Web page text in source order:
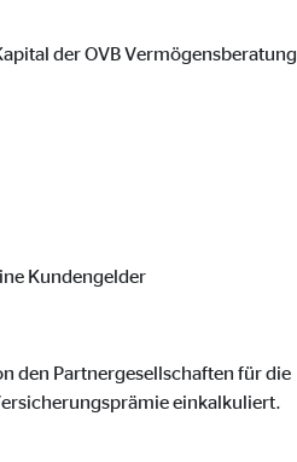
der OVB Vermögensberatung
Kundengelder
den Partnergesellschaften für die
einkalkuliert.